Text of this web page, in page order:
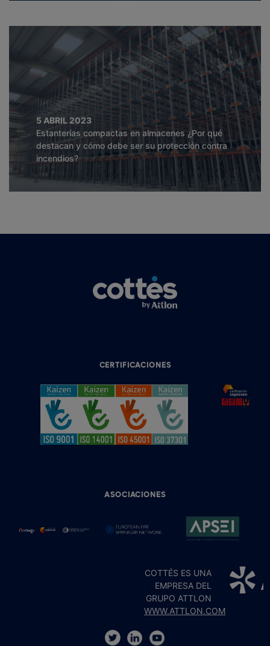
5 ABRIL 2023
Estanterías compactas en almacenes ¿Por qué
destacan y cómo debe ser su protección contra
incendios?
CERTIFICACIONES
ASOCIACIONES
COTTÉS ES UNA
EMPRESA DEL
GRUPO ATTLON
WWW.ATTLON.COM